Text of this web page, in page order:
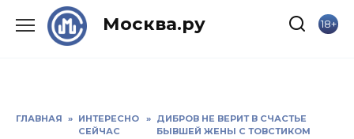
Москва.ру 18+
ГЛАВНАЯ » ИНТЕРЕСНО
СЕЙЧАС
» ДИБРОВ НЕ ВЕРИТ В СЧАСТЬЕ
БЫВШЕЙ ЖЕНЫ С ТОВСТИКОМ